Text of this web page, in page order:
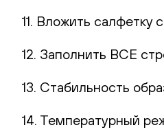
11. Вложить салфетку
12. Заполнить ВСЕ
13. Стабильность
14. Температурный